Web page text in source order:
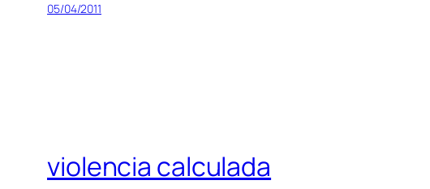
05/04/2011
violencia calculada